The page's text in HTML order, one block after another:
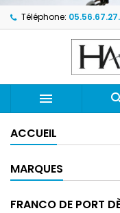
Téléphone:

ACCUEIL
MARQUES
FRANCO DE PORT